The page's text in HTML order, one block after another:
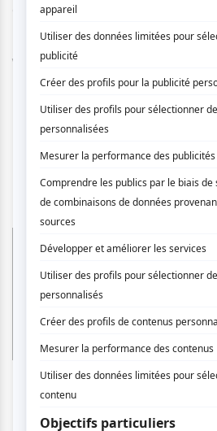
exclusive!
\"
...les pièces d\'El Motor bercent,
bouleversent, se faisant toujours
des écoutes... \" Patrick Ouellet -
Le MySpace de El Motor
1 COMMENTAIRE DE